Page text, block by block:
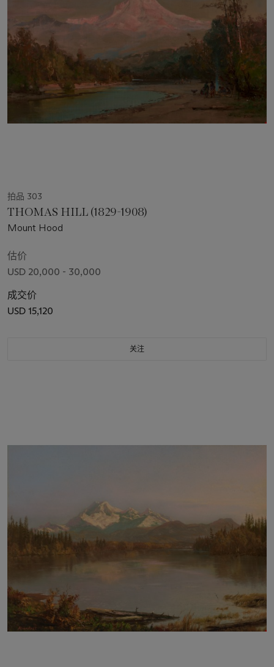
拍品 303
THOMAS HILL (1829-1908)
Mount Hood
估价
USD 20,000 - 30,000
成交价
USD 15,120
关注